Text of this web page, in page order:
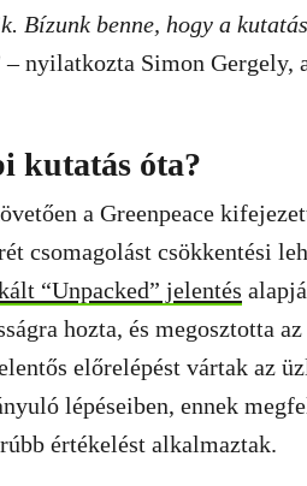
Bízunk benne, hogy a
– nyilatkozta Simon Gergely,
kutatás óta?
a Greenpeace
csomagolást csökkentési
“Unpacked” jelentés
hozta, és megosztotta
előrelépést vártak az
lépéseiben, ennek
értékelést alkalmaztak.